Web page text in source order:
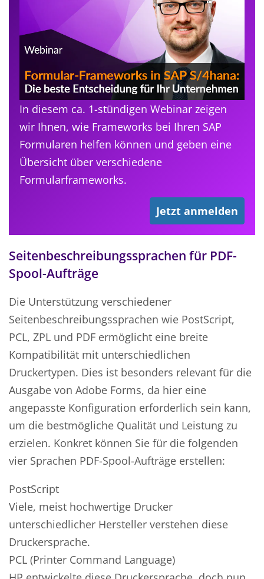
In diesem ca. 1-stündigen Webinar zeigen
wir Ihnen, wie Frameworks bei Ihren SAP
Formularen helfen können und geben eine
Übersicht über verschiedene
Formularframeworks.
Jetzt anmelden
Seitenbeschreibungssprachen für PDF-
Spool-Aufträge
Die Unterstützung verschiedener
Seitenbeschreibungssprachen wie PostScript,
PCL, ZPL und PDF ermöglicht eine breite
Kompatibilität mit unterschiedlichen
Druckertypen. Dies ist besonders relevant für die
Ausgabe von Adobe Forms, da hier eine
angepasste Konfiguration erforderlich sein kann,
um die bestmögliche Qualität und Leistung zu
erzielen. Konkret können Sie für die folgenden
vier Sprachen PDF-Spool-Aufträge erstellen:
PostScript
Viele, meist hochwertige Drucker
unterschiedlicher Hersteller verstehen diese
Druckersprache.
PCL (Printer Command Language)